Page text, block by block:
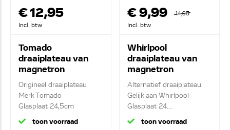
€ 12,95
Incl. btw
Tomado
draaiplateau van
magnetron
TM3004
Origineel draaiplateau
Merk Tomado
Glasplaat 24,5cm
toon voorraad
€ 9,99
14,95
Incl. btw
Whirlpool
draaiplateau van
magnetron
482000004217
Alternatief draaiplateau
Gelijk aan Whirlpool
Glasplaat 24...
toon voorraad